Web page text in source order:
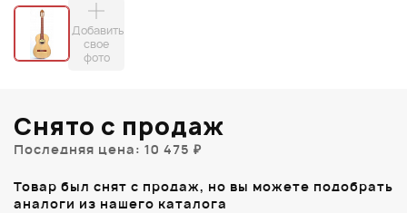
Добавить
свое
фото
Снято с продаж
Последняя цена: 10 475 ₽
Товар был снят с продаж, но вы можете подобрать
аналоги из нашего каталога